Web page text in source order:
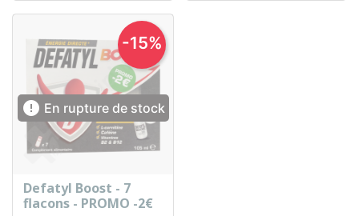
 En rupture de stock
Defatyl Boost - 7
flacons - PROMO -2€
-15%